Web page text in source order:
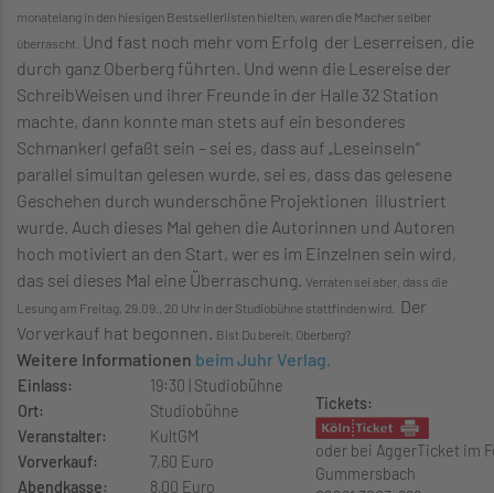
monatelang in den hiesigen Bestsellerlisten hielten, waren die Macher selber
überrascht. Und fast noch mehr vom Erfolg der Leserreisen, die
durch ganz Oberberg führten. Und wenn die Lesereise der
SchreibWeisen und ihrer Freunde in der Halle 32 Station
machte, dann konnte man stets auf ein besonderes
Schmankerl gefaßt sein – sei es, dass auf „Leseinseln“
parallel simultan gelesen wurde, sei es, dass das gelesene
Geschehen durch wunderschöne Projektionen illustriert
wurde. Auch dieses Mal gehen die Autorinnen und Autoren
hoch motiviert an den Start, wer es im Einzelnen sein wird,
das sei dieses Mal eine Überraschung. Verraten sei aber, dass die
Lesung am Freitag, 29.09., 20 Uhr in der Studiobühne stattfinden wird.
Der
Vorverkauf hat begonnen.
Bist Du bereit, Oberberg?
Weitere Informationen beim Juhr Verlag.
Einlass:
19:30 | Studiobühne
Tickets:
oder bei AggerTicket im
Gummersbach
Ort:
Studiobühne
Veranstalter:
KultGM
Vorverkauf:
7,60 Euro
Abendkasse:
8,00 Euro